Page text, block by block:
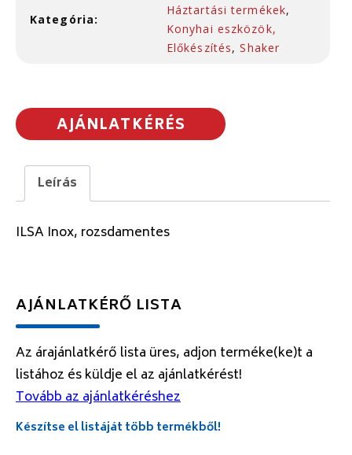
Kategória:
Háztartási termékek,
Konyhai eszközök,
Előkészítés,Shaker
AJÁNLATKÉRÉS
Leírás
ILSA Inox, rozsdamentes
AJÁNLATKÉRŐ LISTA
Az árajánlatkérő lista üres, adjon terméke(ke)t a
listához és küldje el az ajánlatkérést!
Tovább az ajánlatkéréshez
Készítse el listáját több termékből!